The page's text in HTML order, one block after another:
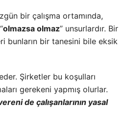
bir çalışma ortamında,
olmazsa olmaz” unsurlardır. Bir
bunların bir tanesini bile eksik
Şirketler bu koşulları
gerekeni yapmış olurlar.
de çalışanlarının yasal